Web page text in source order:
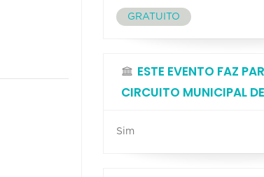
GRATUITO
ESTE EVENTO FAZ
CIRCUITO MUNICIPAL
Sim